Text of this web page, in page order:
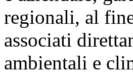
regionali, al
associati
ambientali e